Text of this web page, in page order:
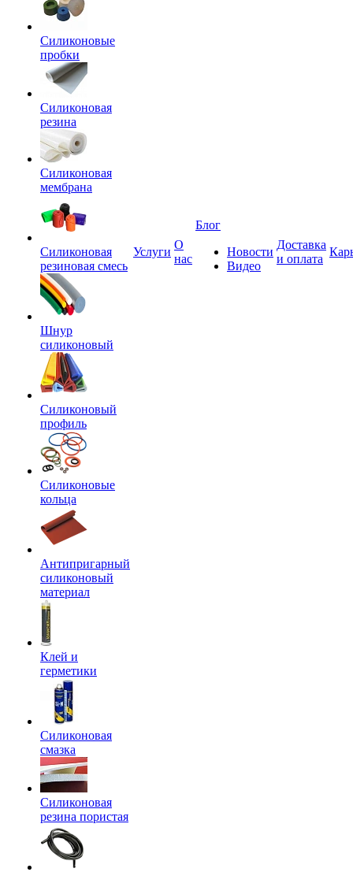
Силиконовые
пробки
Силиконовая
резина
Силиконовая
мембрана
Силиконовая
резиновая смесь
Шнур
силиконовый
Силиконовый
профиль
Силиконовые
кольца
Антипригарный
силиконовый
материал
Клей и
герметики
Силиконовая
смазка
Силиконовая
резина пористая
Услуги
О
нас
Блог
Новости
Видео
Доставка
и оплата